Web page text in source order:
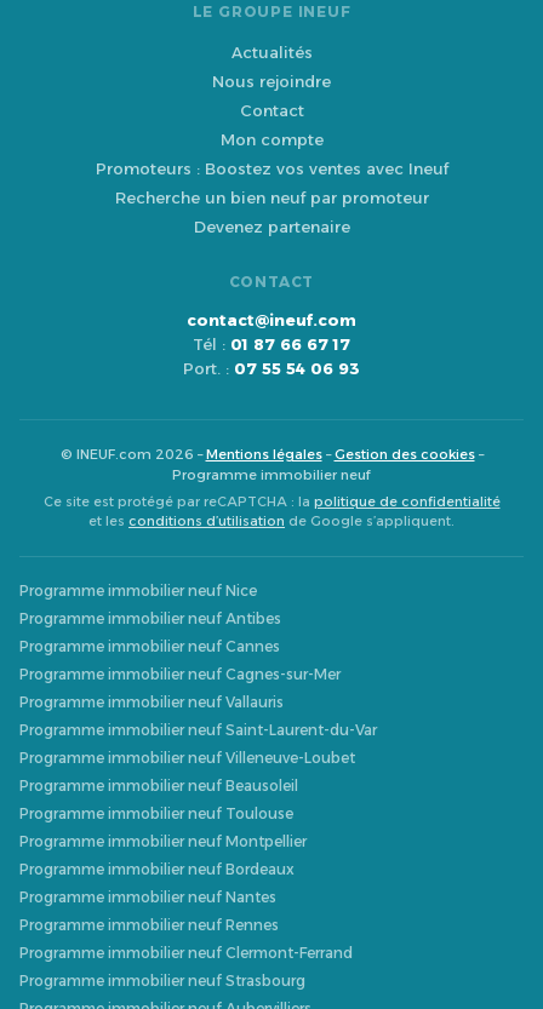
LE GROUPE INEUF
Actualités
Nous rejoindre
Contact
Mon compte
Promoteurs : Boostez vos ventes avec Ineuf
Recherche un bien neuf par promoteur
Devenez partenaire
CONTACT
contact@ineuf.com
Tél : 01 87 66 67 17
Port. : 07 55 54 06 93
© INEUF.com 2026 –Mentions légales–Gestion des cookies–
Programme immobilier neuf
Ce site est protégé par reCAPTCHA : la politique de confidentialité
et les conditions d’utilisation de Google s’appliquent.
Programme immobilier neuf Nice
Programme immobilier neuf Antibes
Programme immobilier neuf Cannes
Programme immobilier neuf Cagnes-sur-Mer
Programme immobilier neuf Vallauris
Programme immobilier neuf Saint-Laurent-du-Var
Programme immobilier neuf Villeneuve-Loubet
Programme immobilier neuf Beausoleil
Programme immobilier neuf Toulouse
Programme immobilier neuf Montpellier
Programme immobilier neuf Bordeaux
Programme immobilier neuf Nantes
Programme immobilier neuf Rennes
Programme immobilier neuf Clermont-Ferrand
Programme immobilier neuf Strasbourg